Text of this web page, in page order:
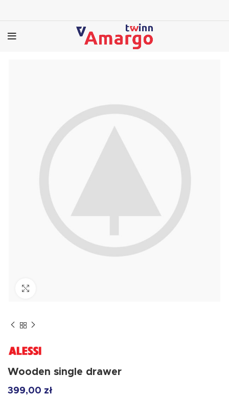
Wooden single drawer
399,00 zł